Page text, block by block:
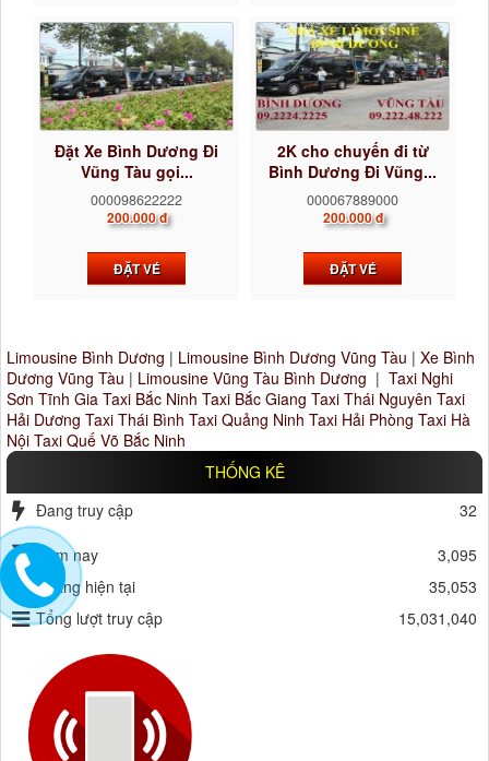
Đặt Xe Bình Dương Đi
Vũng Tàu gọi...
000098622222
200.000 đ
ĐẶT VÉ
2K cho chuyến đi từ
Bình Dương Đi Vũng...
000067889000
200.000 đ
ĐẶT VÉ
Limousine Bình Dương | Limousine Bình Dương Vũng Tàu | Xe Bình
Dương Vũng Tàu | Limousine Vũng Tàu Bình Dương | Taxi Nghi
Sơn Tĩnh Gia Taxi Bắc Ninh Taxi Bắc Giang Taxi Thái Nguyên Taxi
Hải Dương Taxi Thái Bình Taxi Quảng Ninh Taxi Hải Phòng Taxi Hà
Nội Taxi Quế Võ Bắc Ninh
THỐNG KÊ
Đang truy cập
32
Hôm nay
3,095
Tháng hiện tại
35,053
Tổng lượt truy cập
15,031,040